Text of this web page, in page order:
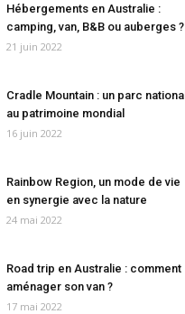
Hébergements en Australie :
camping, van, B&B ou auberges ?
21 juin 2022
Cradle Mountain : un parc national
au patrimoine mondial
16 juin 2022
Rainbow Region, un mode de vie
en synergie avec la nature
24 mai 2022
Road trip en Australie : comment
aménager son van ?
17 mai 2022